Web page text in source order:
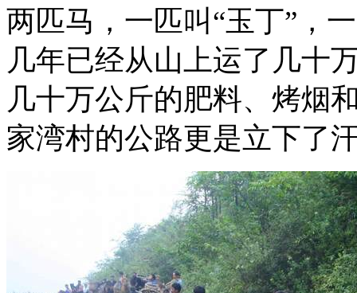
两匹马，一匹叫“玉丁”，
几年已经从山上运了几十
几十万公斤的肥料、烤烟
家湾村的公路更是立下了